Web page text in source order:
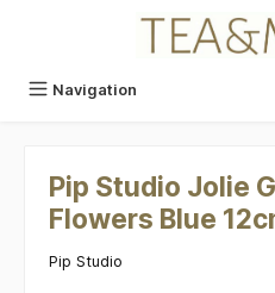
Navigation
Pip Studio Jolie
Flowers Blue
Pip Studio